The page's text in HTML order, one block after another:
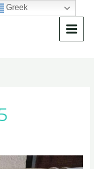
Greek